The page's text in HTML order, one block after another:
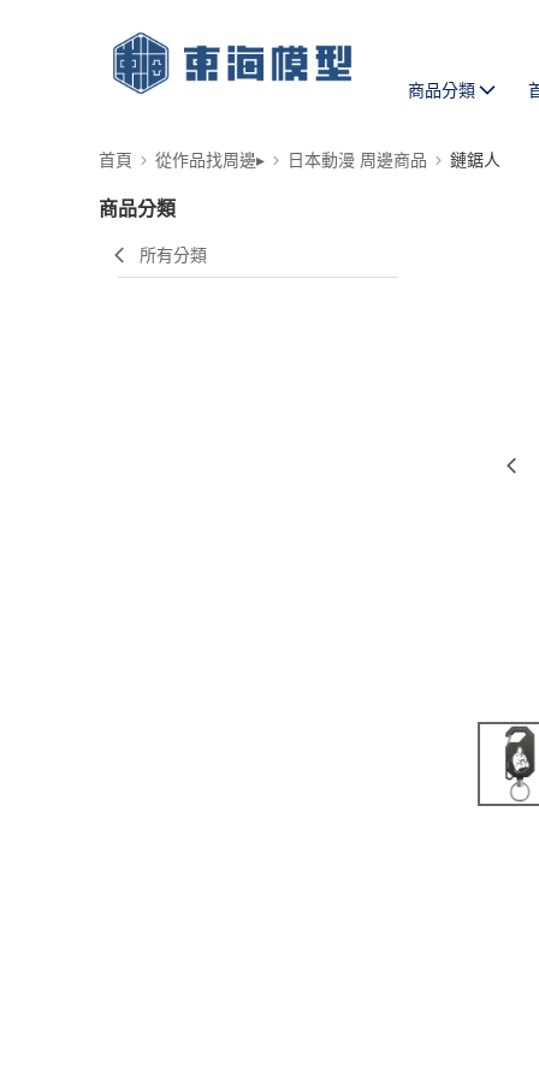
商品分類
首頁 從作品找周邊▸ 日本動漫 周邊商品 鏈鋸人
商品分類
所有分類